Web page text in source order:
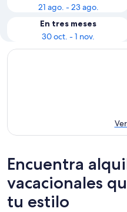
21 ago. - 23 ago.
En tres meses
30 oct. - 1 nov.
Encuentra
vacacionales
tu estilo